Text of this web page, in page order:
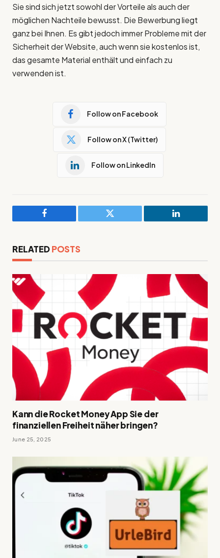
Sie sind sich jetzt sowohl der Vorteile als auch der
möglichen Nachteile bewusst. Die Bewerbung liegt
ganz bei Ihnen. Es gibt jedoch immer Probleme mit der
Sicherheit der Website, auch wenn sie kostenlos ist,
das gesamte Material enthält und einfach zu
verwenden ist.
Follow on Facebook
Follow on X (Twitter)
Follow on LinkedIn
Facebook Twitter LinkedIn
RELATED POSTS
Kann die Rocket Money App Sie der
finanziellen Freiheit näher bringen?
June 25, 2025